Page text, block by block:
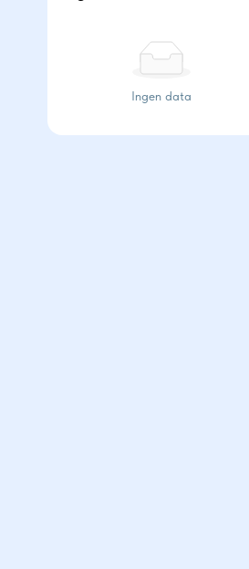
Ingen data